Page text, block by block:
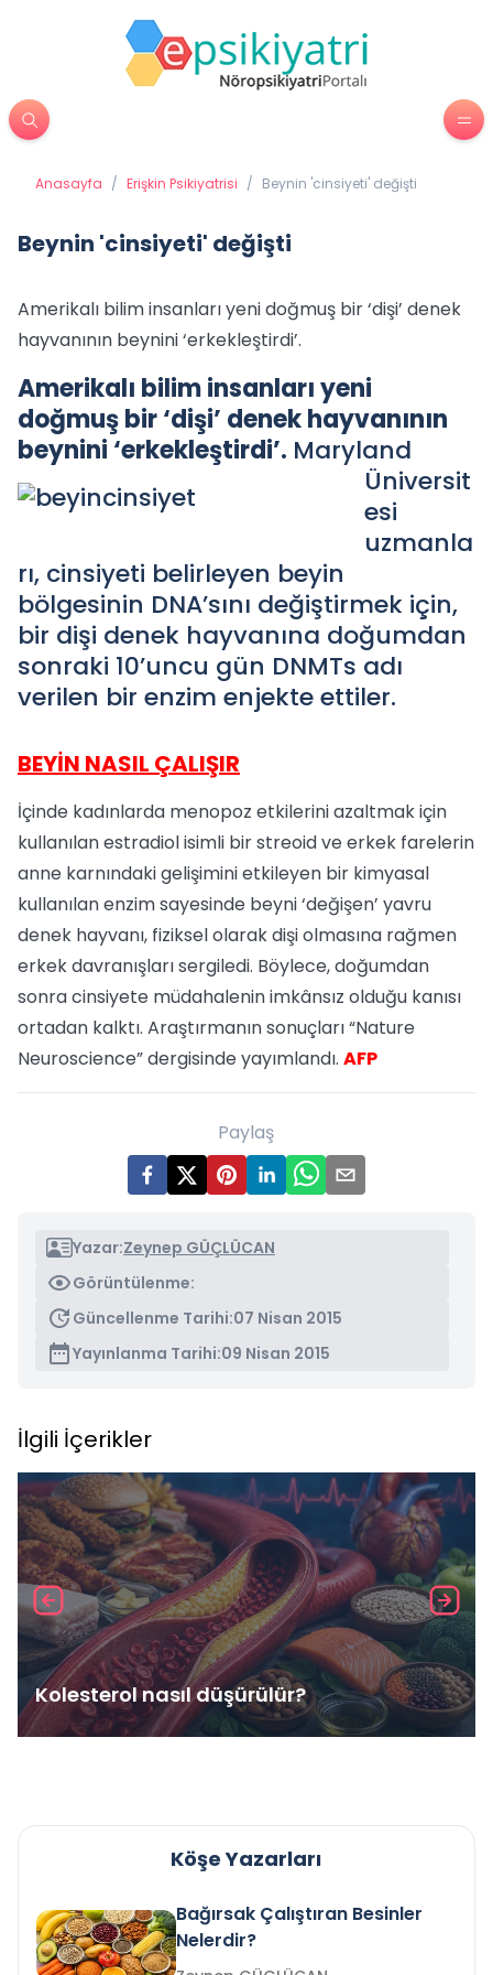
Anasayfa / Erişkin Psikiyatrisi / Beynin 'cinsiyeti' değişti
Beynin 'cinsiyeti' değişti
Amerikalı bilim insanları yeni doğmuş bir ‘dişi’ denek
hayvanının beynini ‘erkekleştirdi’.
Amerikalı bilim insanları yeni
doğmuş bir ‘dişi’ denek hayvanının
beynini ‘erkekleştirdi’. Maryland
Üniversit
esi
uzmanla
rı, cinsiyeti belirleyen beyin
bölgesinin DNA’sını değiştirmek için,
bir dişi denek hayvanına doğumdan
sonraki 10’uncu gün DNMTs adı
verilen bir enzim enjekte ettiler.
BEYİN NASIL ÇALIŞIR
İçinde kadınlarda menopoz etkilerini azaltmak için
kullanılan estradiol isimli bir streoid ve erkek farelerin
anne karnındaki gelişimini etkileyen bir kimyasal
kullanılan enzim sayesinde beyni ‘değişen’ yavru
denek hayvanı, fiziksel olarak dişi olmasına rağmen
erkek davranışları sergiledi. Böylece, doğumdan
sonra cinsiyete müdahalenin imkânsız olduğu kanısı
ortadan kalktı. Araştırmanın sonuçları “Nature
Neuroscience” dergisinde yayımlandı. AFP
Paylaş
Yazar:Zeynep GÜÇLÜCAN
Görüntülenme:
Güncellenme Tarihi:07 Nisan 2015
Yayınlanma Tarihi:09 Nisan 2015
İlgili İçerikler
Kolesterol nasıl düşürülür?
Köşe Yazarları
Bağırsak Çalıştıran Besinler
Nelerdir?